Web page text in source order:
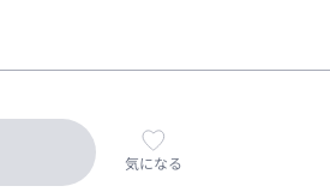
気になる